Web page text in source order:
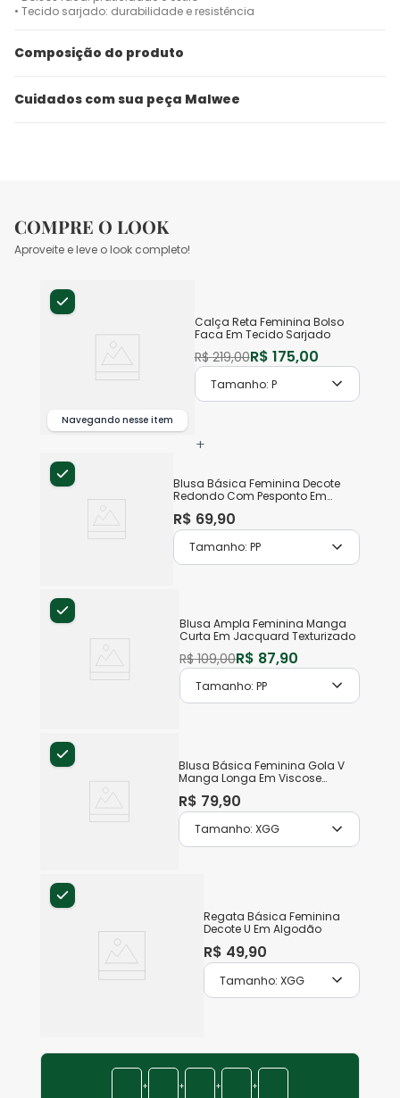
• Tecido sarjado: durabilidade e resistência
Composição do produto
Cuidados com sua peça Malwee
COMPRE O LOOK
Aproveite e leve o look completo!
Navegando nesse item
Calça Reta Feminina Bolso
Faca Em Tecido Sarjado
R$ 219,00R$ 175,00
Tamanho: P
+
Blusa Básica Feminina Decote
Redondo Com Pesponto Em
R$ 69,90
Tamanho:PP
Blusa Ampla Feminina Manga
Curta Em Jacquard Texturizado
R$ 109,00R$ 87,90
Tamanho:PP
Blusa Básica Feminina Gola V
Manga Longa Em Viscose
R$ 79,90
Tamanho: XGG
Regata Básica Feminina
Decote U Em Algodão
R$ 49,90
Tamanho: XGG
+ + + +